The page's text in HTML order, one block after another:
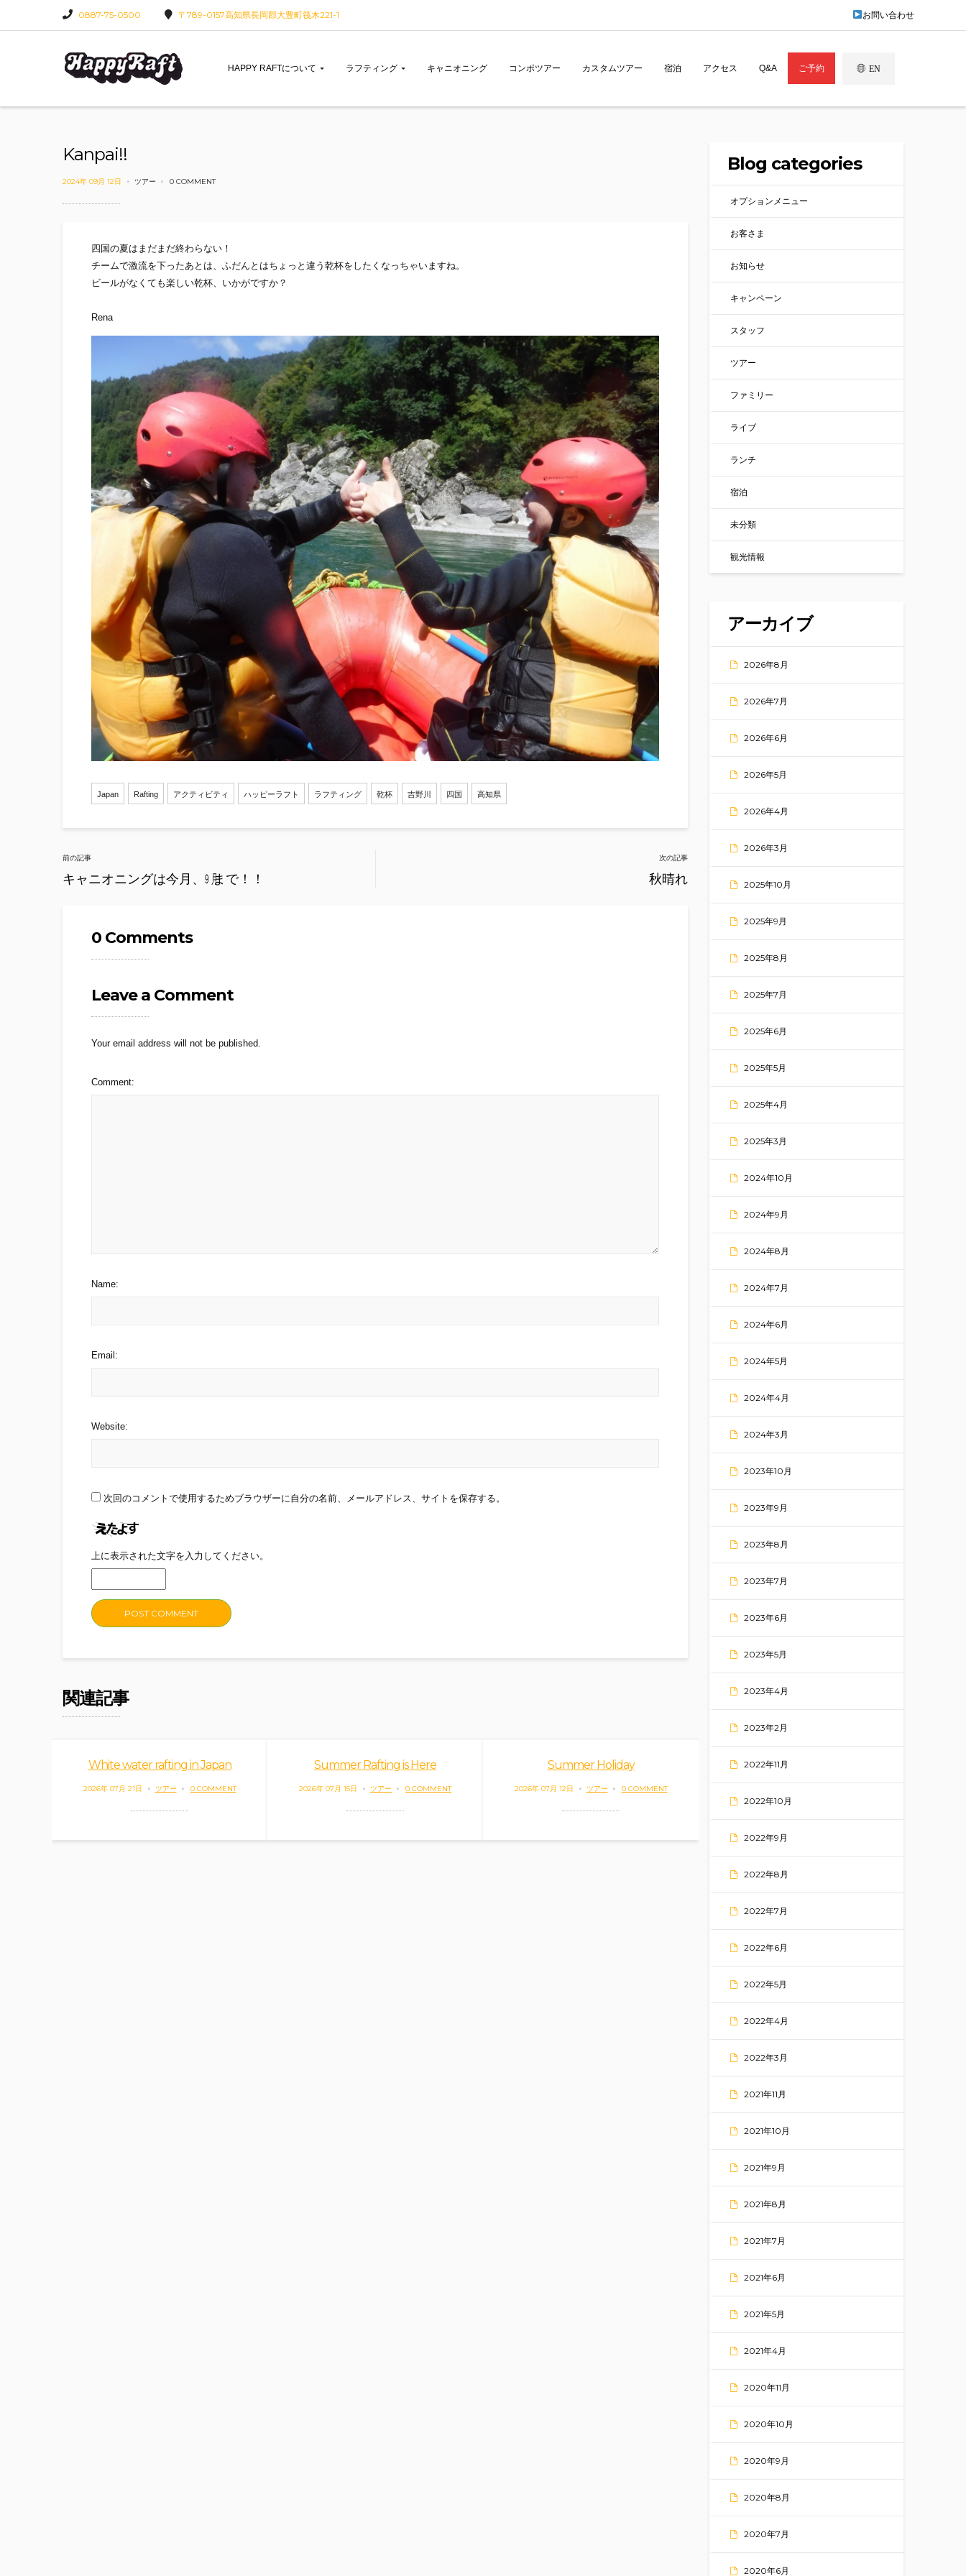
0887-75-0500 〒789-0157高知県長岡郡大豊町筏木221-1 お問い合わせ
HAPPY RAFTについて ラフティング キャニオニング コンボツアー カスタムツアー 宿泊 アクセス Q&A ご予約 EN
Kanpai!!
2024年 09月 12日 ツアー 0 COMMENT
四国の夏はまだまだ終わらない！
チームで激流を下ったあとは、ふだんとはちょっと違う乾杯をしたくなっちゃいますね。
ビールがなくても楽しい乾杯、いかがですか？
Rena
Japan Rafting アクティビティ ハッピーラフト ラフティング 乾杯 吉野川 四国 高知県
Post
navigation
前の記事
キャニオニングは今月、㋈まで！！
次の記事
秋晴れ
0 Comments
Leave a Comment
Your email address will not be published.
Comment:
Name:
Email:
Website:
次回のコメントで使用するためブラウザーに自分の名前、メールアドレス、サイトを保存する。
上に表示された文字を入力してください。
関連記事
White water rafting in Japan
2026年 07月 21日 ツアー 0 COMMENT
Summer Rafting is Here
2026年 07月 15日 ツアー 0 COMMENT
Summer Holiday
2026年 07月 12日 ツアー 0 COMMENT
Blog categories
オプションメニュー
お客さま
お知らせ
キャンペーン
スタッフ
ツアー
ファミリー
ライブ
ランチ
宿泊
未分類
観光情報
アーカイブ
2026年8月
2026年7月
2026年6月
2026年5月
2026年4月
2026年3月
2025年10月
2025年9月
2025年8月
2025年7月
2025年6月
2025年5月
2025年4月
2025年3月
2024年10月
2024年9月
2024年8月
2024年7月
2024年6月
2024年5月
2024年4月
2024年3月
2023年10月
2023年9月
2023年8月
2023年7月
2023年6月
2023年5月
2023年4月
2023年2月
2022年11月
2022年10月
2022年9月
2022年8月
2022年7月
2022年6月
2022年5月
2022年4月
2022年3月
2021年11月
2021年10月
2021年9月
2021年8月
2021年7月
2021年6月
2021年5月
2021年4月
2020年11月
2020年10月
2020年9月
2020年8月
2020年7月
2020年6月